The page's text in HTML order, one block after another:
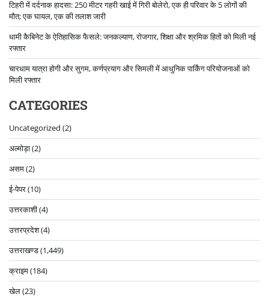
टिहरी में दर्दनाक हादसा: 250 मीटर गहरी खाई में गिरी बोलेरो, एक ही परिवार के 5 लोगों की
मौत; एक घायल, एक की तलाश जारी
धामी कैबिनेट के ऐतिहासिक फैसले: जनकल्याण, रोजगार, शिक्षा और श्रमिक हितों को मिली नई
रफ्तार
चारधाम यात्रा होगी और सुगम, कर्णप्रयाग और सिमली में आधुनिक पार्किंग परियोजनाओं को
मिली रफ्तार
CATEGORIES
Uncategorized (2)
अल्मोड़ा(2)
असम(2)
ई-पेपर(10)
उत्तरकाशी(4)
उत्तरप्रदेश(4)
उत्तराखण्ड(1,449)
क्राइम(184)
खेल(23)